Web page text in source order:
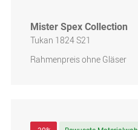
Mister Spex Collection
Tukan 1824 S21
Rahmenpreis ohne Gläser